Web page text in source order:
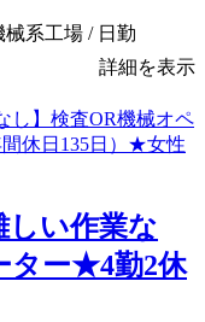
系工場 / 日勤
詳細を表示
しい作業な
ター★4勤2休